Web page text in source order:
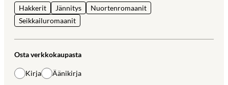
Hakkerit Jännitys
Nuortenromaanit
Seikkailuromaanit
Osta verkkokaupasta
Kirja Äänikirja